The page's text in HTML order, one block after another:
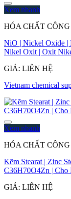
Xem nhanh
HÓA CHẤT
NiO | Nickel Oxide |
Nikel Oxit | Oxit
GIÁ: LIÊN HỆ
Vietnam chemical
Xem nhanh
HÓA CHẤT
Kẽm Stearat | Zinc
C36H70O4Zn | Cho
GIÁ: LIÊN HỆ